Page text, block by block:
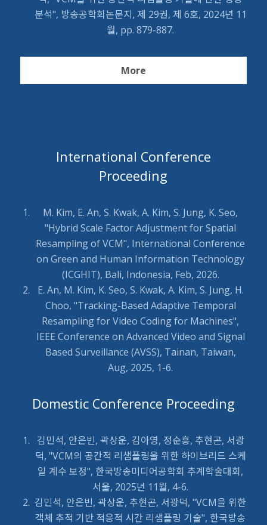
분석", 방송공학회논문지, 제 29권, 제 6호, 2024년 11
월, pp. 879-887.
More
International Conference
Proceeding
M. Kim, E. An, S. Kwak, A. Kim, S. Jung, K. Seo,
"Hybrid Scale Factor Adjustment for Spatial
Resampling of VCM", International Conference
on Green and Human Information Technology
(ICGHIT), Bali, Indonesia, Feb, 2026.
E. An, M. Kim, K. Seo, S. Kwak, A. Kim, S. Jung, H.
Choo, "Tracking-Based Adaptive Temporal
Resampling for Video Coding for Machines",
IEEE Conference on Advanced Video and Signal
Based Surveillance (AVSS), Tainan, Taiwan,
Aug, 2025, 1-6.
Domestic Conference Proceeding
김민석, 안은빈, 곽상운, 김아영, 정순흥, 추현곤, 서광
덕, "VCM의 공간적 리샘플링을 위한 하이브리드 스케
일 계수 보정", 한국방송미디어공학회 추계학술대회,
서울, 2025년 11월, 4-6.
김민석, 안은빈, 곽상운, 추현곤, 서광덕, "VCM을 위한
객체 추적 기반 적응적 시간 리샘플링 기술", 한국방송